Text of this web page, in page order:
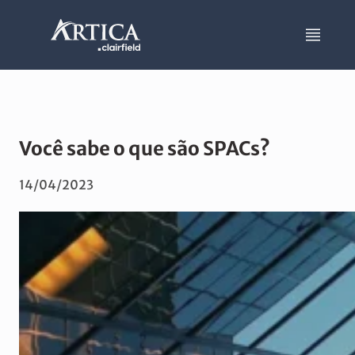
Você sabe o que são SPACs?
14/04/2023